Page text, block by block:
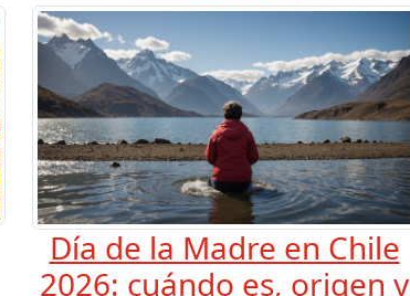
Día de la Madre en Chile
2026: cuándo es, origen y